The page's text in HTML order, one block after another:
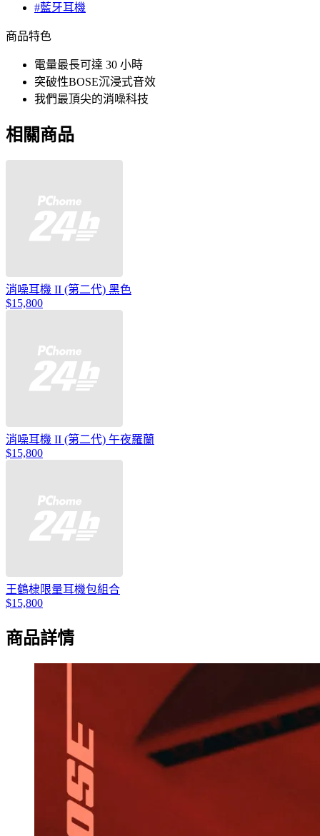
#藍牙耳機
商品特色
電量最長可達 30 小時
突破性BOSE沉浸式音效
我們最頂尖的消噪科技
相關商品
消噪耳機 II (第二代) 黑色
$15,800
消噪耳機 II (第二代) 午夜羅蘭
$15,800
王鶴棣限量耳機包組合
$15,800
商品詳情